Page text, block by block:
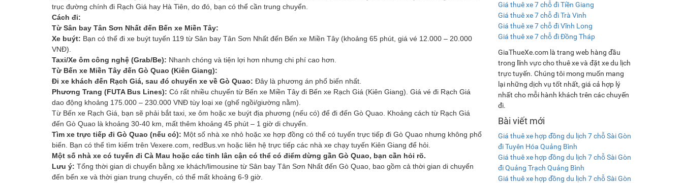
trục đường chính đi Rạch Giá hay Hà Tiên, do đó, bạn có thể cần trung chuyển.
Cách đi:
Từ Sân bay Tân Sơn Nhất đến Bến xe Miền Tây:
Xe buýt: Bạn có thể đi xe buýt tuyến 119 từ Sân bay Tân Sơn Nhất đến Bến xe Miền Tây (khoảng 65 phút, giá vé 12.000 – 20.000
VNĐ).
Taxi/Xe ôm công nghệ (Grab/Be): Nhanh chóng và tiện lợi hơn nhưng chi phí cao hơn.
Từ Bến xe Miền Tây đến Gò Quao (Kiên Giang):
Đi xe khách đến Rạch Giá, sau đó chuyển xe về Gò Quao: Đây là phương án phổ biến nhất.
Phương Trang (FUTA Bus Lines): Có rất nhiều chuyến từ Bến xe Miền Tây đi Bến xe Rạch Giá (Kiên Giang). Giá vé đi Rạch Giá
dao động khoảng 175.000 – 230.000 VNĐ tùy loại xe (ghế ngồi/giường nằm).
Từ Bến xe Rạch Giá, bạn sẽ phải bắt taxi, xe ôm hoặc xe buýt địa phương (nếu có) để đi đến Gò Quao. Khoảng cách từ Rạch Giá
đến Gò Quao là khoảng 30-40 km, mất thêm khoảng 45 phút – 1 giờ di chuyển.
Tìm xe trực tiếp đi Gò Quao (nếu có): Một số nhà xe nhỏ hoặc xe hợp đồng có thể có tuyến trực tiếp đi Gò Quao nhưng không phổ
biến. Bạn có thể tìm kiếm trên Vexere.com, redBus.vn hoặc liên hệ trực tiếp các nhà xe chạy tuyến Kiên Giang để hỏi.
Một số nhà xe có tuyến đi Cà Mau hoặc các tỉnh lân cận có thể có điểm dừng gần Gò Quao, bạn cần hỏi rõ.
Lưu ý: Tổng thời gian di chuyển bằng xe khách/limousine từ Sân bay Tân Sơn Nhất đến Gò Quao, bao gồm cả thời gian di chuyển
đến bến xe và thời gian trung chuyển, có thể mất khoảng 6-9 giờ.
Giá thuê xe 7 chỗ đi Tiền Giang
Giá thuê xe 7 chỗ đi Trà Vinh
Giá thuê xe 7 chỗ đi Vĩnh Long
Giá thuê xe 7 chỗ đi Đồng Tháp
GiaThueXe.com là trang web hàng đầu
trong lĩnh vực cho thuê xe và đặt xe du lịch
trực tuyến. Chúng tôi mong muốn mang
lại những dịch vụ tốt nhất, giá cả hợp lý
nhất cho mỗi hành khách trên các chuyến
đi.
Bài viết mới
Giá thuê xe hợp đồng du lịch 7 chỗ Sài Gòn
đi Tuyên Hóa Quảng Bình
Giá thuê xe hợp đồng du lịch 7 chỗ Sài Gòn
đi Quảng Trạch Quảng Bình
Giá thuê xe hợp đồng du lịch 7 chỗ Sài Gòn